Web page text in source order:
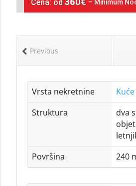
Cena: od – Minimum
Previous
Vrsta nekretnine
Kuće
Struktura
dva
Površina
240